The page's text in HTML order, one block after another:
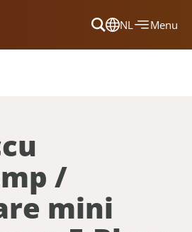
NL
Dansk
Menu
/
mini